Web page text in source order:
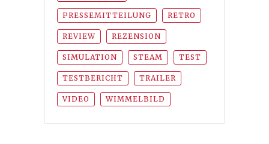
PRESSEMITTEILUNG RETRO
REVIEW REZENSION
SIMULATION STEAM TEST
TESTBERICHT TRAILER
VIDEO WIMMELBILD